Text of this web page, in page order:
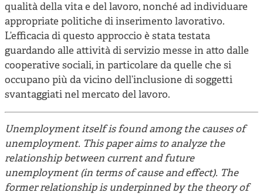
qualità della vita e del lavoro, nonché ad individuare
appropriate politiche di inserimento lavorativo.
L’efficacia di questo approccio è stata testata
guardando alle attività di servizio messe in atto dalle
cooperative sociali, in particolare da quelle che si
occupano più da vicino dell’inclusione di soggetti
svantaggiati nel mercato del lavoro.
Unemployment itself is found among the causes of
unemployment. This paper aims to analyze the
relationship between current and future
unemployment (in terms of cause and effect). The
former relationship is underpinned by the theory of